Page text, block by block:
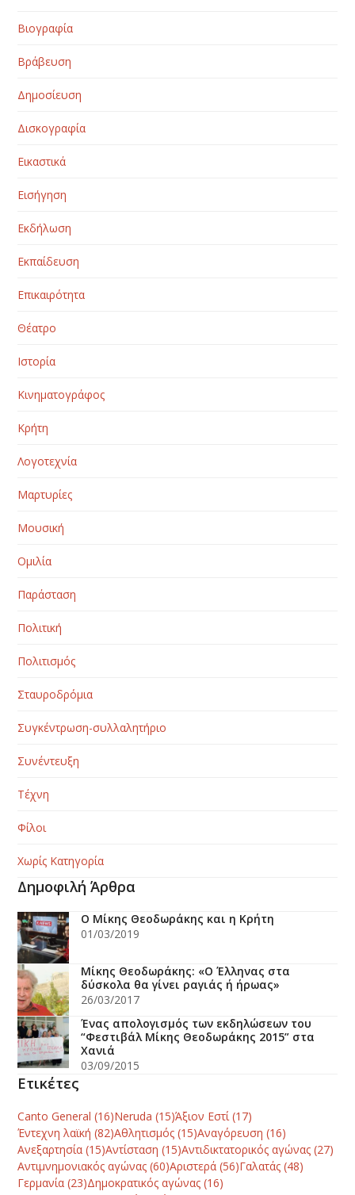
Βιογραφία
Βράβευση
Δημοσίευση
Δισκογραφία
Εικαστικά
Εισήγηση
Εκδήλωση
Εκπαίδευση
Επικαιρότητα
Θέατρο
Ιστορία
Κινηματογράφος
Κρήτη
Λογοτεχνία
Μαρτυρίες
Μουσική
Ομιλία
Παράσταση
Πολιτική
Πολιτισμός
Σταυροδρόμια
Συγκέντρωση-συλλαλητήριο
Συνέντευξη
Τέχνη
Φίλοι
Χωρίς Κατηγορία
Δημοφιλή Άρθρα
O Μίκης Θεοδωράκης και η Κρήτη
01/03/2019
Μίκης Θεοδωράκης: «Ο Έλληνας στα
δύσκολα θα γίνει ραγιάς ή ήρωας»
26/03/2017
Ένας απολογισμός των εκδηλώσεων του
“Φεστιβάλ Μίκης Θεοδωράκης 2015” στα
Χανιά
03/09/2015
Ετικέτες
Canto General (16)Neruda (15)Άξιον Εστί(17)
Έντεχνη λαϊκή (82)Αθλητισμός (15)Αναγόρευση (16)
Ανεξαρτησία (15)Αντίσταση (15)Αντιδικτατορικός αγώνας (27)
Αντιμνημονιακός αγώνας (60)Αριστερά (56)Γαλατάς (48)
Γερμανία (23)Δημοκρατικός αγώνας (16)